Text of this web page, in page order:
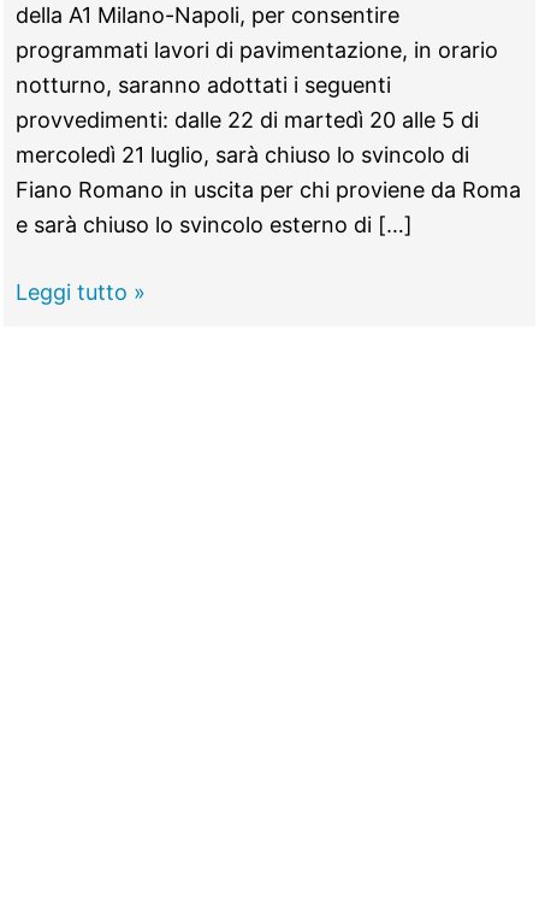
della A1 Milano-Napoli, per consentire
programmati lavori di pavimentazione, in orario
notturno, saranno adottati i seguenti
provvedimenti: dalle 22 di martedì 20 alle 5 di
mercoledì 21 luglio, sarà chiuso lo svincolo di
Fiano Romano in uscita per chi proviene da Roma
e sarà chiuso lo svincolo esterno di […]
Fiano
Leggi tutto »